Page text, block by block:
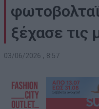
ξέχασε τις
03/06/2026 , 8:57